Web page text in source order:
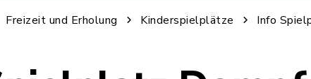
Freizeit und Erholung Kinderspielplätze Info